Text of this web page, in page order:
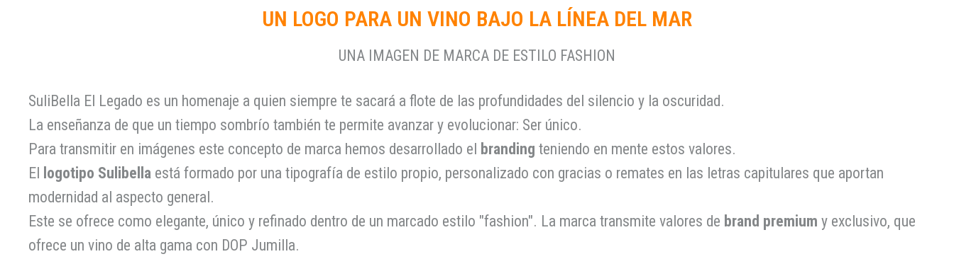
UN LOGO PARA UN VINO BAJO LA LÍNEA DEL MAR
UNA IMAGEN DE MARCA DE ESTILO FASHION
SuliBella El Legado es un homenaje a quien siempre te sacará a flote de las profundidades del silencio y la oscuridad.
La enseñanza de que un tiempo sombrío también te permite avanzar y evolucionar: Ser único.
Para transmitir en imágenes este concepto de marca hemos desarrollado el branding teniendo en mente estos valores.
El logotipo Sulibella está formado por una tipografía de estilo propio, personalizado con gracias o remates en las letras capitulares que aportan
modernidad al aspecto general.
Este se ofrece como elegante, único y refinado dentro de un marcado estilo "fashion". La marca transmite valores de brand premium y exclusivo, que
ofrece un vino de alta gama con DOP Jumilla.